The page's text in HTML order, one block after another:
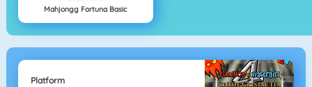
Mahjongg Fortuna Basic
Platform